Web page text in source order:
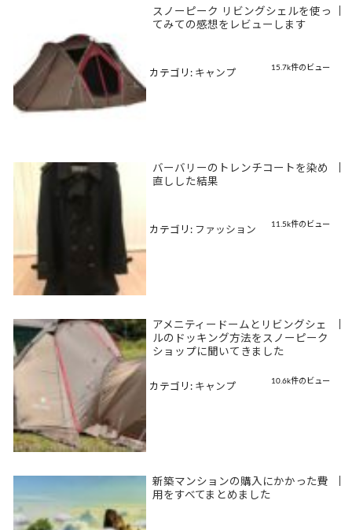
スノーピーク リビングシェルを使っ
てみての感想をレビューします
15.7k件のビュー
カテゴリ: キャンプ
バーバリーのトレンチコートを染め
直しした結果
11.5k件のビュー
カテゴリ: ファッション
アメニティードームとリビングシェ
ルのドッキング方法をスノーピーク
ショップに聞いてきました
10.6k件のビュー
カテゴリ: キャンプ
新築マンションの購入にかかった費
用をすべてまとめました